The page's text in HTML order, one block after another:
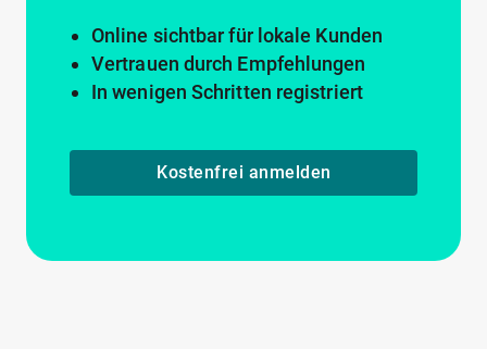
Online sichtbar für lokale Kunden
Vertrauen durch Empfehlungen
In wenigen Schritten registriert
Kostenfrei anmelden